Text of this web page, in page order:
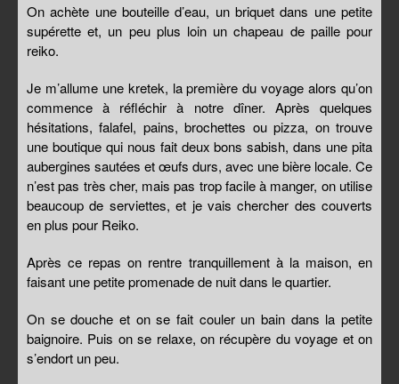
On achète une bouteille d’eau, un briquet dans une petite
supérette et, un peu plus loin un chapeau de paille pour
reiko.
Je m’allume une kretek, la première du voyage alors qu’on
commence à réfléchir à notre dîner. Après quelques
hésitations, falafel, pains, brochettes ou pizza, on trouve
une boutique qui nous fait deux bons sabish, dans une pita
aubergines sautées et œufs durs, avec une bière locale. Ce
n’est pas très cher, mais pas trop facile à manger, on utilise
beaucoup de serviettes, et je vais chercher des couverts
en plus pour Reiko.
Après ce repas on rentre tranquillement à la maison, en
faisant une petite promenade de nuit dans le quartier.
On se douche et on se fait couler un bain dans la petite
baignoire. Puis on se relaxe, on récupère du voyage et on
s’endort un peu.